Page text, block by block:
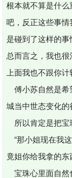
根本就不算是什
吧，反正这些事
是碰到了这样的事
总而言之，我也
上面我也不跟你计
傅小苏自然是希
城当中世态变化的
所以肯定是把宝
“那小姐现在我
竟姐你给我拿的东
宝珠心里面自然